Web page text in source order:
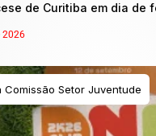
de Curitiba em dia de
2026
Comissão Setor Juventude